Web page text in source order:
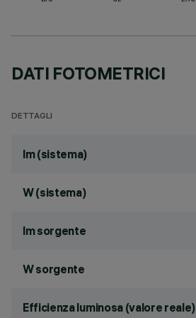
DATI FOTOMETRICI
DETTAGLI
lm (sistema)
W (sistema)
lm sorgente
W sorgente
Efficienza luminosa (valore reale)